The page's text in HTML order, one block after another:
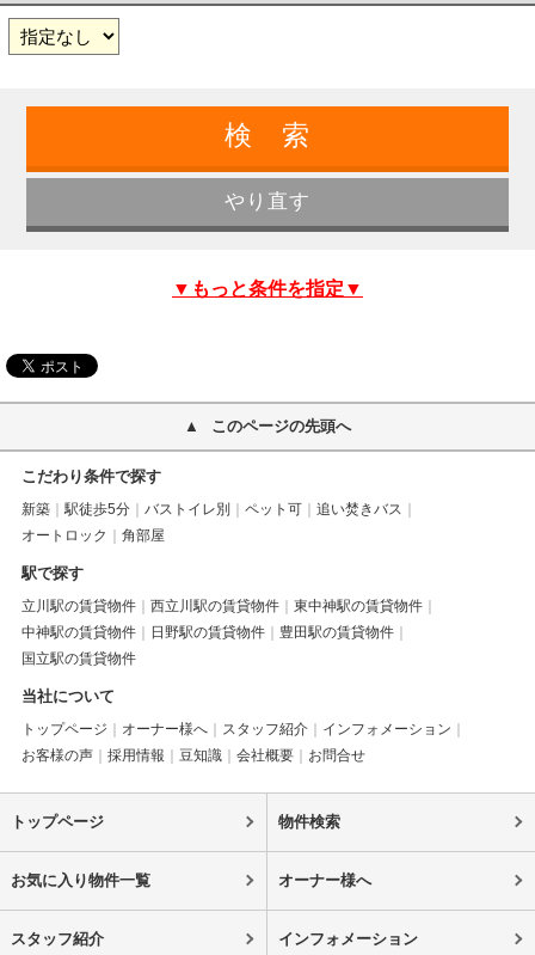
▼もっと条件を指定▼
このページの先頭へ
こだわり条件で探す
新築 駅徒歩5分 バストイレ別 ペット可
追い焚きバス
オートロック
角部屋
駅で探す
立川駅の賃貸物件 西立川駅の賃貸物件
東中神駅の賃貸物件
中神駅の賃貸物件
日野駅の賃貸物件
豊田駅の賃貸物件
国立駅の賃貸物件
当社について
トップページ オーナー様へ スタッフ紹介
インフォメーション
お客様の声
採用情報 豆知識 会社概要 お問合せ
トップページ 物件検索
お気に入り物件一覧 オーナー様へ
スタッフ紹介 インフォメーション